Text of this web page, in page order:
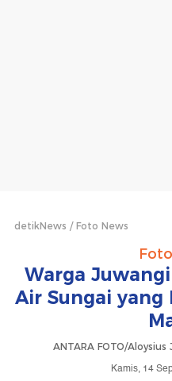
detikNews Foto News
Warga
Air Sungai yang
ANTARA FOTO/
Kamis, 14